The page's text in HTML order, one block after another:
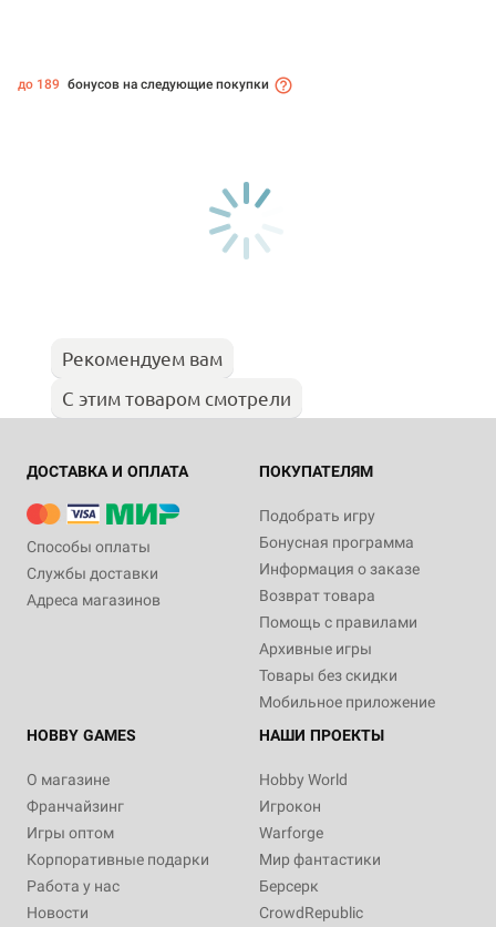
до 189 бонусов на следующие покупки
Рекомендуем вам
С этим товаром смотрели
ДОСТАВКА И ОПЛАТА
Способы оплаты
Службы доставки
Адреса магазинов
ПОКУПАТЕЛЯМ
Подобрать игру
Бонусная программа
Информация о заказе
Возврат товара
Помощь с правилами
Архивные игры
Товары без скидки
Мобильное приложение
HOBBY GAMES
О магазине
Франчайзинг
Игры оптом
Корпоративные подарки
Работа у нас
Новости
НАШИ ПРОЕКТЫ
Hobby World
Игрокон
Warforge
Мир фантастики
Берсерк
CrowdRepublic